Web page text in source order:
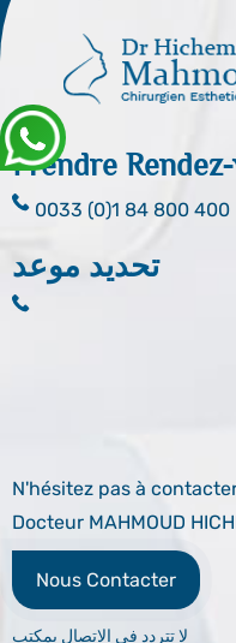
Prendre
0033 (0)1 84 800 400
تحديد موعد
N'hésitez pas à
Docteur MAHMOUD
Nous Contacter
لا تتردد في الاتصال بمكتب